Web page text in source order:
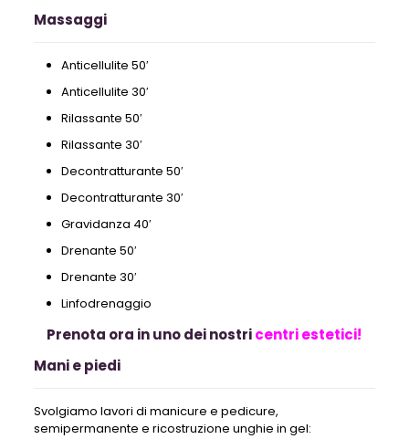
Massaggi
Anticellulite 50′
Anticellulite 30′
Rilassante 50′
Rilassante 30′
Decontratturante 50′
Decontratturante 30′
Gravidanza 40′
Drenante 50′
Drenante 30′
Linfodrenaggio
Prenota ora in uno dei nostricentri estetici!
Mani e piedi
Svolgiamo lavori di manicure e pedicure,
semipermanente e ricostruzione unghie in gel: